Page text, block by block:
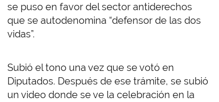
se puso en favor del sector antiderechos
que se autodenomina “defensor de las dos
vidas”.
Subió el tono una vez que se votó en
Diputados. Después de ese trámite, se subió
un video donde se ve la celebración en la